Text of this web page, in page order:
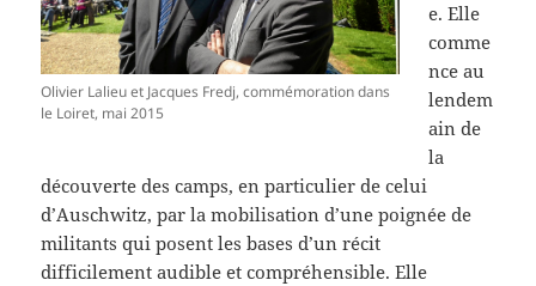
Olivier Lalieu et Jacques Fredj, commémoration dans
le Loiret, mai 2015
e. Elle
comme
nce au
lendem
ain de
la
découverte des camps, en particulier de celui
d’Auschwitz, par la mobilisation d’une poignée de
militants qui posent les bases d’un récit
difficilement audible et compréhensible. Elle